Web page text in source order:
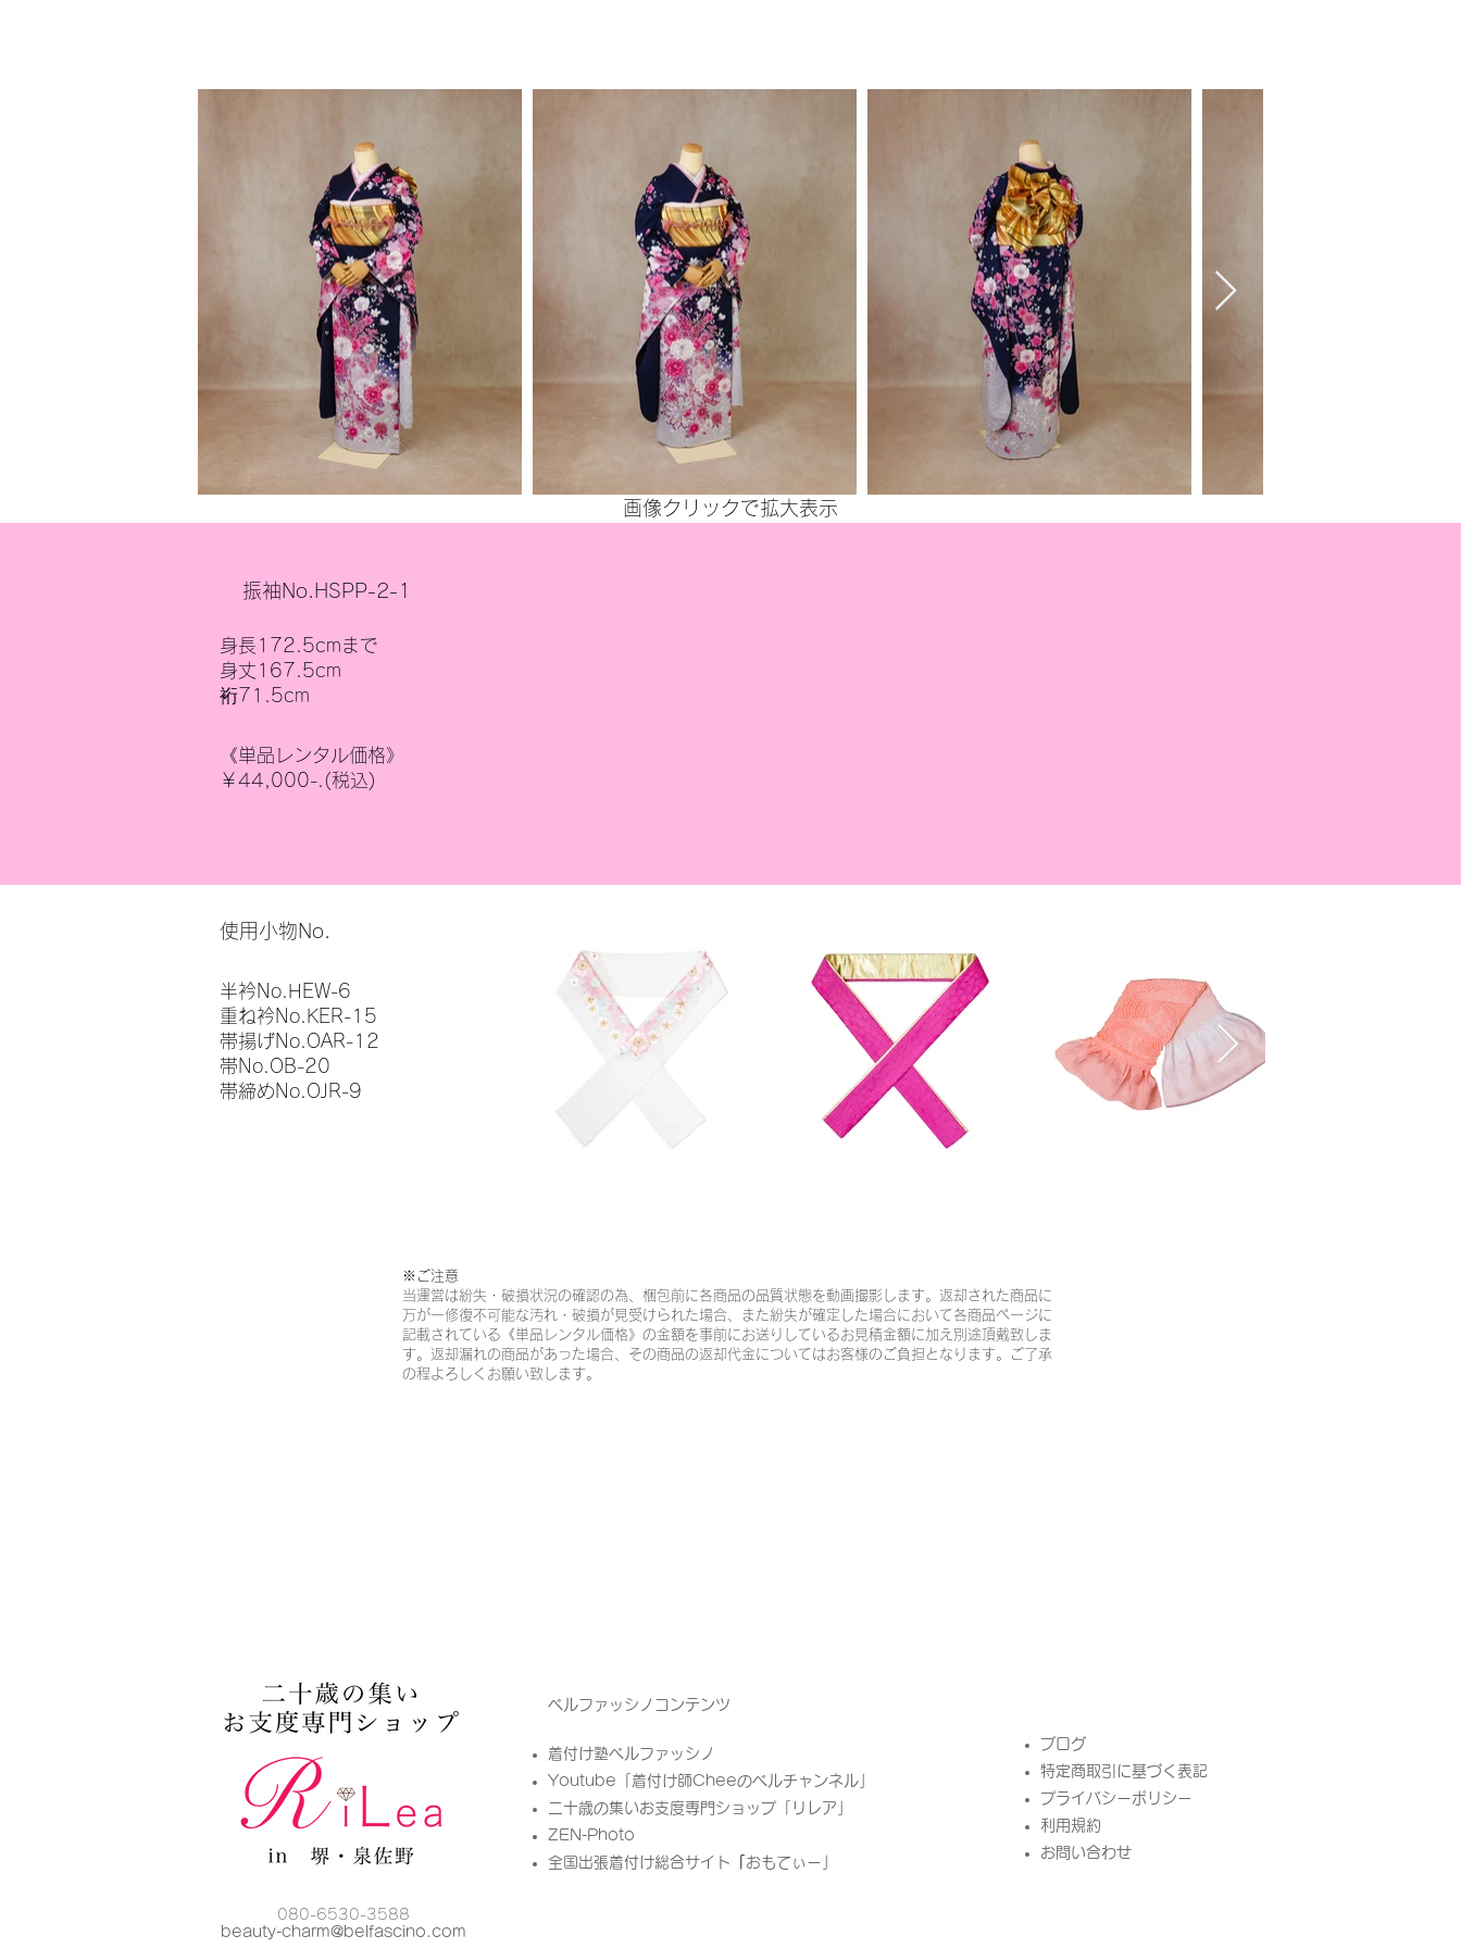
画像クリックで拡大表示
振袖No.HSPP-2-1
身長172.5cmまで
身丈167.5cm
裄71.5cm
《単品レンタル価格》
￥44,000-.(税込)
使用小物No.
半衿No.HEW-6
重ね衿No.KER-15
帯揚げNo.OAR-12
帯No.OB-20
帯締めNo.OJR-9
※ご注意​
当運営は紛失・破損状況の確認の為、梱包前に各商品の品質状態を動画撮影します。返却された商品に
万が一修復不可能な汚れ・破損が見受けられた場合、また紛失が確定した場合において各商品ページに
記載されている《単品レンタル価格》の金額を事前にお送りしているお見積金額に加え別途頂戴致しま
す。返却漏れの商品があった場合、その商品の返却代金についてはお客様のご負担となります。ご了承
の程よろしくお願い致します。
ベルファッシノコンテンツ
着付け塾ベルファッシノ
Youtube「 着付け師Cheeのベルチャンネル」
二十歳の集いお支度専門ショップ「リレア」​
ZEN-Photo
全国出張着付け総合サイト
​おもてぃー」​
​ブログ
特定商取引に基づく表記
プライバシーポリシー
​利用規約
お問い合わせ
080-6530-3588
beauty-charm@belfascino.com